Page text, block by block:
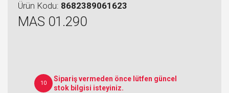
Ürün Kodu: 8682389061623
MAS 01.290
10
Sipariş vermeden önce lütfen güncel
stok bilgisi isteyiniz.